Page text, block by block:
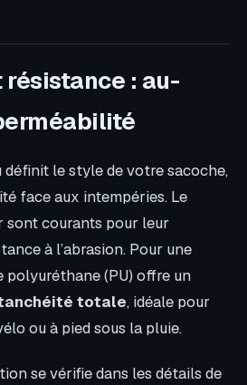
: au-
définit le style de votre sacoche,
face aux intempéries. Le
courants pour leur
à l’abrasion. Pour une
(PU) offre un
totale, idéale pour
ou à pied sous la pluie.
se vérifie dans les détails de